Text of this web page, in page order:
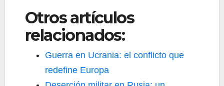
Otros artículos
relacionados:
Guerra en Ucrania: el conflicto que
redefine Europa